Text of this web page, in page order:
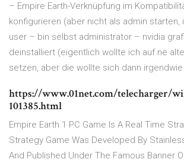
– Empire Earth-Verknüpfung im
konfigurieren (aber nicht als admin starten,
user – bin selbst administrator – nvidia
deinstalliert (eigentlich wollte ich auf ne
setzen, aber die wollte sich dann
https://www.01net.com/telecharger/
101385.html
Empire Earth 1 PC Game Is A Real Time
Strategy Game Was Developed By
And Published Under The Famous Banner